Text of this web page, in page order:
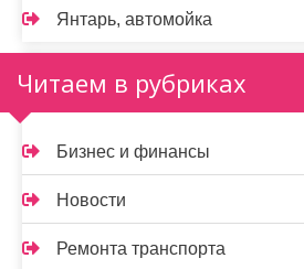
Янтарь, автомойка
Читаем в рубриках
Бизнес и финансы
Новости
Ремонта транспорта